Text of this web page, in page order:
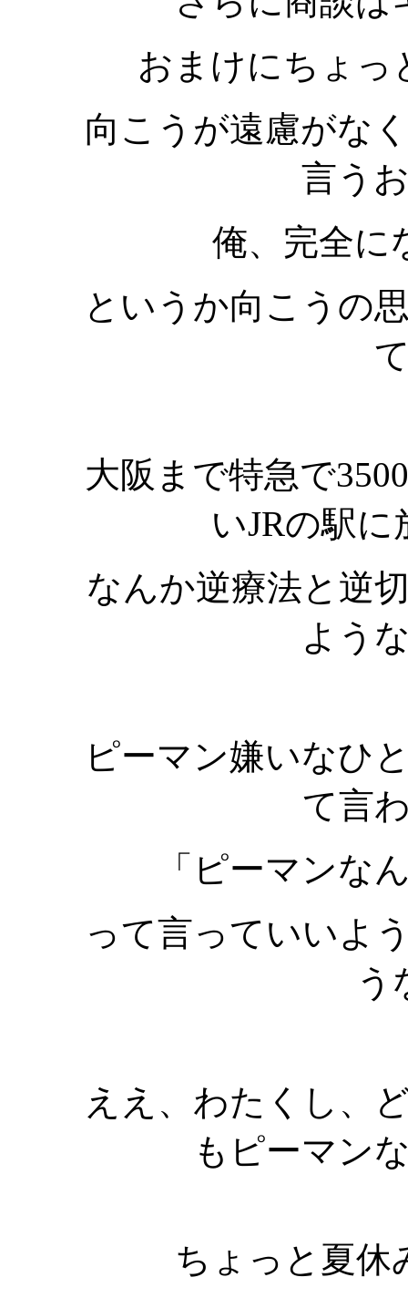
おまけにちょっ
向こうが遠慮がな
言う
俺、完全に
というか向こうの
大阪まで特急で
いJRの駅
なんか逆療法と逆
よう
ピーマン嫌いなひ
て言
「ピーマンな
って言っていいよ
う
ええ、わたくし、
もピーマン
ちょっと夏休